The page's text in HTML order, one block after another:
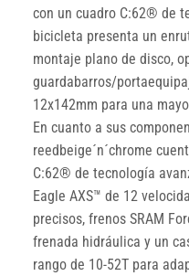
con un cuadro C:62® de
bicicleta presenta un
montaje plano de disco,
guardabarros/
12x142mm para una
En cuanto a sus
reedbeige´n´chrome
C:62® de tecnología
Eagle AXS™ de 12
precisos, frenos SRAM
frenada hidráulica y un
rango de 10-52T para